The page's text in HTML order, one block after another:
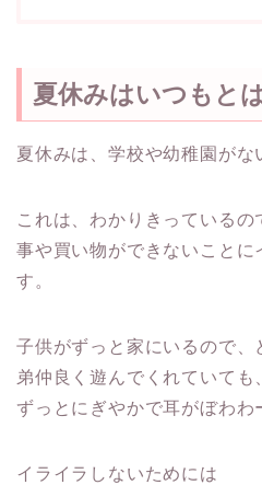
夏休みはいつもと
夏休みは、学校や幼稚園がな
これは、わかりきっている
事や買い物ができないことに
す。
子供がずっと家にいるので、
弟仲良く遊んでくれていても
ずっとにぎやかで耳がぼわわ
イライラしないためには